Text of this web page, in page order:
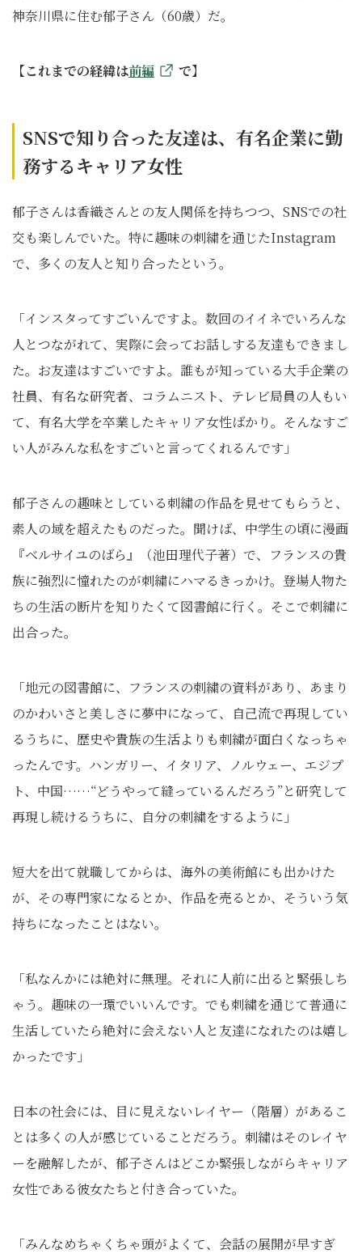
神奈川県に住む郁子さん（60歳）だ。
【これまでの経緯は前編 で】
SNSで知り合った友達は、有名企業に勤
務するキャリア女性
郁子さんは香織さんとの友人関係を持ちつつ、SNSでの社
交も楽しんでいた。特に趣味の刺繍を通じたInstagram
で、多くの友人と知り合ったという。
「インスタってすごいんですよ。数回のイイネでいろんな
人とつながれて、実際に会ってお話しする友達もできまし
た。お友達はすごいですよ。誰もが知っている大手企業の
社員、有名な研究者、コラムニスト、テレビ局員の人もい
て、有名大学を卒業したキャリア女性ばかり。そんなすご
い人がみんな私をすごいと言ってくれるんです」
郁子さんの趣味としている刺繍の作品を見せてもらうと、
素人の域を超えたものだった。聞けば、中学生の頃に漫画
『ベルサイユのばら』（池田理代子著）で、フランスの貴
族に強烈に憧れたのが刺繍にハマるきっかけ。登場人物た
ちの生活の断片を知りたくて図書館に行く。そこで刺繍に
出合った。
「地元の図書館に、フランスの刺繍の資料があり、あまり
のかわいさと美しさに夢中になって、自己流で再現してい
るうちに、歴史や貴族の生活よりも刺繍が面白くなっちゃ
ったんです。ハンガリー、イタリア、ノルウェー、エジプ
ト、中国……“どうやって縫っているんだろう”と研究して
再現し続けるうちに、自分の刺繍をするように」
短大を出て就職してからは、海外の美術館にも出かけた
が、その専門家になるとか、作品を売るとか、そういう気
持ちになったことはない。
「私なんかには絶対に無理。それに人前に出ると緊張しち
ゃう。趣味の一環でいいんです。でも刺繍を通じて普通に
生活していたら絶対に会えない人と友達になれたのは嬉し
かったです」
日本の社会には、目に見えないレイヤー（階層）があるこ
とは多くの人が感じていることだろう。刺繍はそのレイヤ
ーを融解したが、郁子さんはどこか緊張しながらキャリア
女性である彼女たちと付き合っていた。
「みんなめちゃくちゃ頭がよくて、会話の展開が早すぎ